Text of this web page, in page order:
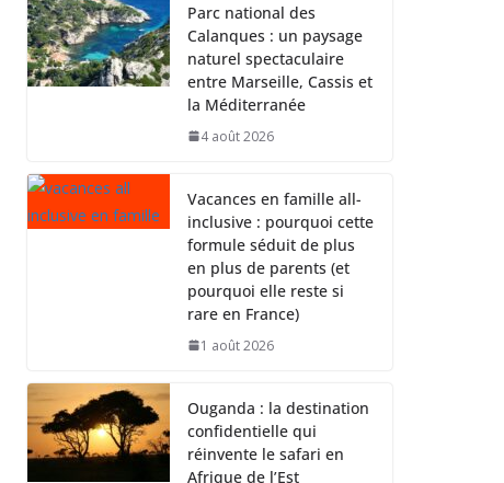
Parc national des
Calanques : un paysage
naturel spectaculaire
entre Marseille, Cassis et
la Méditerranée
4 août 2026
Vacances en famille all-
inclusive : pourquoi cette
formule séduit de plus
en plus de parents (et
pourquoi elle reste si
rare en France)
1 août 2026
Ouganda : la destination
confidentielle qui
réinvente le safari en
Afrique de l’Est